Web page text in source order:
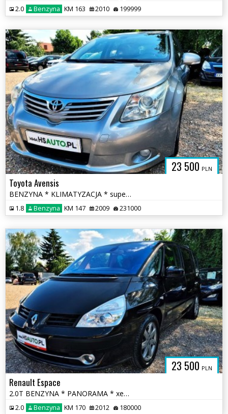
2.0 Benzyna KM 163 2010 199999
23 500 PLN
Toyota Avensis
BENZYNA * KLIMATYZACJA * super * okazja * POLECAMY * serwis ASO Toyota
1.8 Benzyna KM 147 2009 231000
23 500 PLN
Renault Espace
2.0T BENZYNA * PANORAMA * xenon * pół skóra * SUPER * okazja * polecam
2.0 Benzyna KM 170 2012 180000